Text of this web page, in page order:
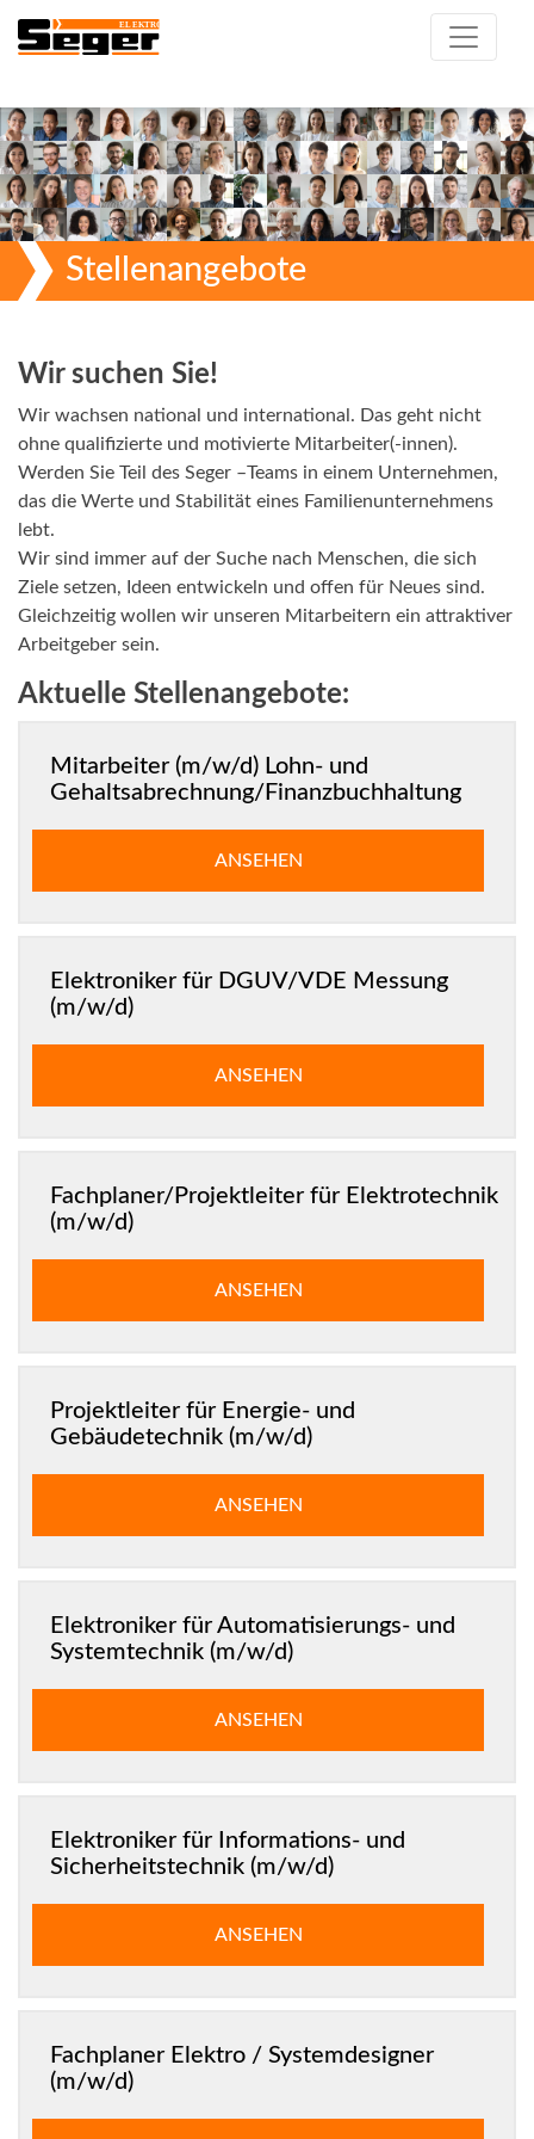
Stellenangebote
Wir suchen Sie!
Wir wachsen national und international. Das geht nicht
ohne qualifizierte und motivierte Mitarbeiter(-innen).
Werden Sie Teil des Seger –Teams in einem Unternehmen,
das die Werte und Stabilität eines Familienunternehmens
lebt.
Wir sind immer auf der Suche nach Menschen, die sich
Ziele setzen, Ideen entwickeln und offen für Neues sind.
Gleichzeitig wollen wir unseren Mitarbeitern ein attraktiver
Arbeitgeber sein.
Aktuelle Stellenangebote:
Mitarbeiter (m/w/d) Lohn- und
Gehaltsabrechnung/Finanzbuchhaltung
ANSEHEN
Elektroniker für DGUV/VDE Messung
(m/w/d)
ANSEHEN
Fachplaner/Projektleiter für Elektrotechnik
(m/w/d)
ANSEHEN
Projektleiter für Energie- und
Gebäudetechnik (m/w/d)
ANSEHEN
Elektroniker für Automatisierungs- und
Systemtechnik (m/w/d)
ANSEHEN
Elektroniker für Informations- und
Sicherheitstechnik (m/w/d)
ANSEHEN
Fachplaner Elektro / Systemdesigner
(m/w/d)